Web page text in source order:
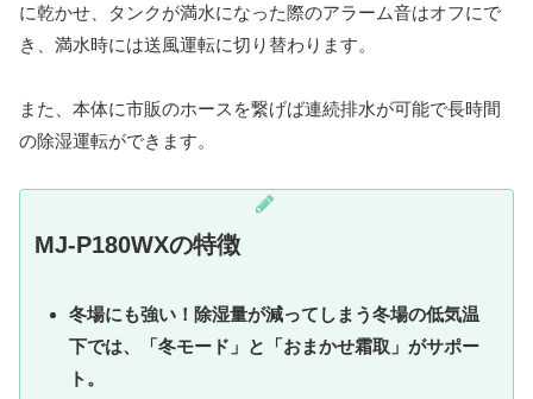
に乾かせ、タンクが満水になった際のアラーム音はオフにで
き、満水時には送風運転に切り替わります。
また、本体に市販のホースを繋げば連続排水が可能で長時間
の除湿運転ができます。
MJ-P180WXの特徴
冬場にも強い！除湿量が減ってしまう冬場の低気温
下では、「冬モード」と「おまかせ霜取」がサポー
ト。